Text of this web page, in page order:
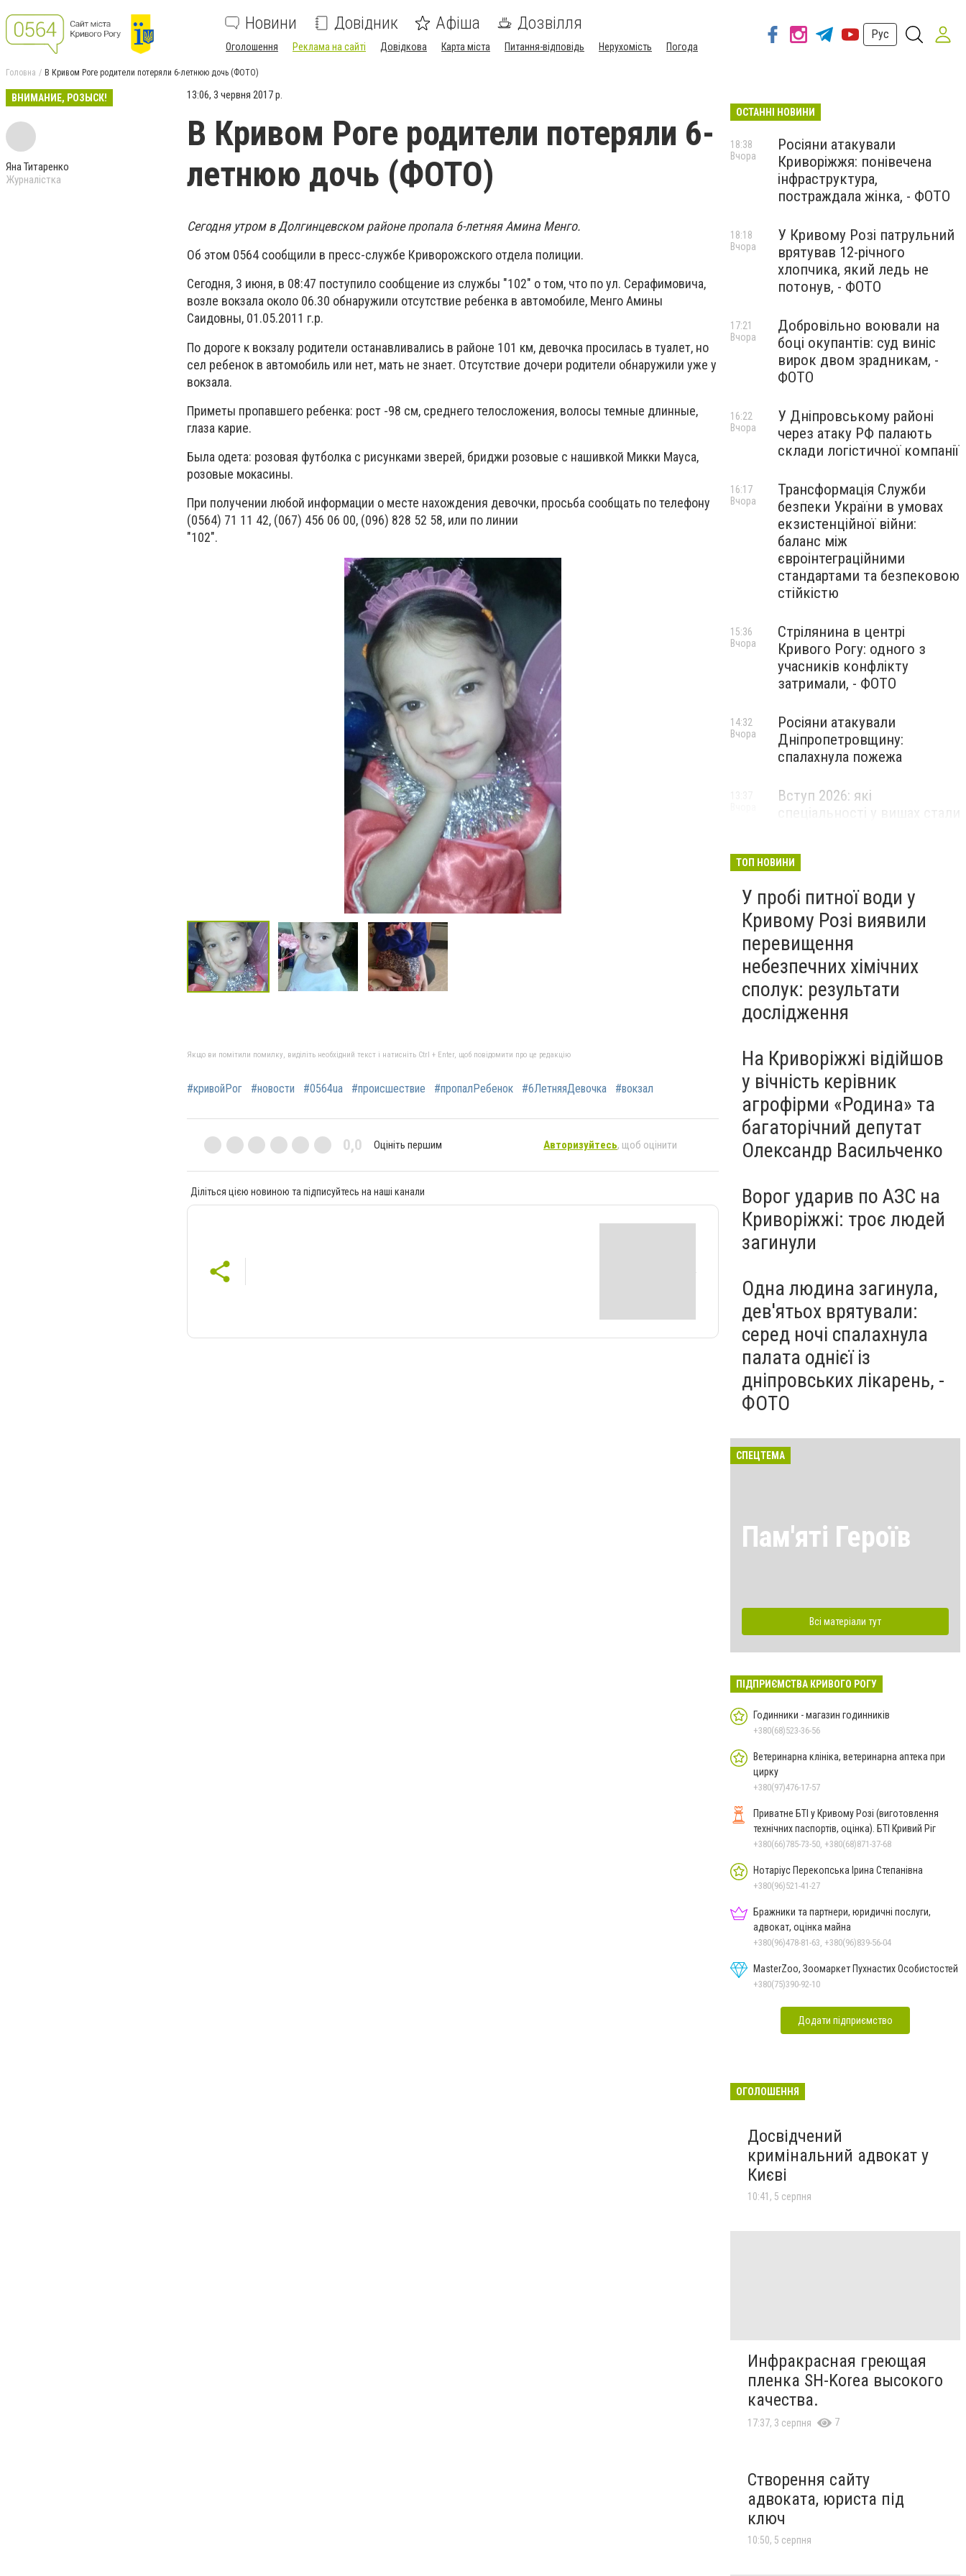
Новини Довідник Афіша Дозвілля
Оголошення Реклама на сайті Довідкова Карта міста Питання-відповідь Нерухомість Погода
Рус
Головна В Кривом Роге родители потеряли 6-летнюю дочь (ФОТО)
ВНИМАНИЕ, РОЗЫСК!
Яна Титаренко
Журналістка
13:06, 3 червня 2017 р.
В Кривом Роге родители потеряли 6-
летнюю дочь (ФОТО)
Сегодня утром в Долгинцевском районе пропала 6-летняя Амина Менго.
Об этом 0564 сообщили в пресс-службе Криворожского отдела полиции.
Сегодня, 3 июня, в 08:47 поступило сообщение из службы "102" о том, что по ул. Серафимовича,
возле вокзала около 06.30 обнаружили отсутствие ребенка в автомобиле, Менго Амины
Саидовны, 01.05.2011 г.р.
По дороге к вокзалу родители останавливались в районе 101 км, девочка просилась в туалет, но
сел ребенок в автомобиль или нет, мать не знает. Отсутствие дочери родители обнаружили уже у
вокзала.
Приметы пропавшего ребенка: рост -98 см, среднего телосложения, волосы темные длинные,
глаза карие.
Была одета: розовая футболка с рисунками зверей, бриджи розовые с нашивкой Микки Мауса,
розовые мокасины.
При получении любой информации о месте нахождения девочки, просьба сообщать по телефону
(0564) 71 11 42, (067) 456 06 00, (096) 828 52 58, или по линии
"102".
Якщо ви помітили помилку, виділіть необхідний текст і натисніть Ctrl + Enter, щоб повідомити про це редакцію
#кривойРог #новости #0564ua #происшествие #пропалРебенок #6ЛетняяДевочка #вокзал
0,0 Оцініть першим Авторизуйтесь, щоб оцінити
Діліться цією новиною та підписуйтесь на наші канали
ОСТАННІ НОВИНИ
Росіяни атакували
Криворіжжя: понівечена
інфраструктура,
постраждала жінка, - ФОТО
18:38
Вчора
У Кривому Розі патрульний
врятував 12-річного
хлопчика, який ледь не
потонув, - ФОТО
18:18
Вчора
Добровільно воювали на
боці окупантів: суд виніс
вирок двом зрадникам, -
ФОТО
17:21
Вчора
У Дніпровському районі
через атаку РФ палають
склади логістичної компанії
16:22
Вчора
Трансформація Служби
безпеки України в умовах
екзистенційної війни:
баланс між
євроінтеграційними
стандартами та безпековою
стійкістю
16:17
Вчора
Стрілянина в центрі
Кривого Рогу: одного з
учасників конфлікту
затримали, - ФОТО
15:36
Вчора
Росіяни атакували
Дніпропетровщину:
спалахнула пожежа
14:32
Вчора
Вступ 2026: які
ТОП НОВИНИ
У пробі питної води у
Кривому Розі виявили
перевищення
небезпечних хімічних
сполук: результати
дослідження
На Криворіжжі відійшов
у вічність керівник
агрофірми «Родина» та
багаторічний депутат
Олександр Васильченко
Ворог ударив по АЗС на
Криворіжжі: троє людей
загинули
Одна людина загинула,
дев'ятьох врятували:
серед ночі спалахнула
палата однієї із
дніпровських лікарень, -
ФОТО
СПЕЦТЕМА
Пам'яті Героїв
Всі матеріали тут
ПІДПРИЄМСТВА КРИВОГО РОГУ
Годинники - магазин годинників
+380(68)523-36-56
Ветеринарна клініка, ветеринарна аптека при
цирку
+380(97)476-17-57
Приватне БТІ у Кривому Розі (виготовлення
технічних паспортів, оцінка). БТІ Кривий Ріг
+380(66)785-73-50, +380(68)871-37-68
Нотаріус Перекопська Ірина Степанівна
+380(96)521-41-27
Бражники та партнери, юридичні послуги,
адвокат, оцінка майна
+380(96)478-81-63, +380(96)839-56-04
MasterZoo, Зоомаркет Пухнастих Особистостей
+380(75)390-92-10
Додати підприємство
ОГОЛОШЕННЯ
Досвідчений
кримінальний адвокат у
Києві
10:41, 5 серпня
Инфракрасная греющая
пленка SH-Korea высокого
качества.
17:37, 3 серпня 7
Створення сайту
адвоката, юриста під
ключ
10:50, 5 серпня